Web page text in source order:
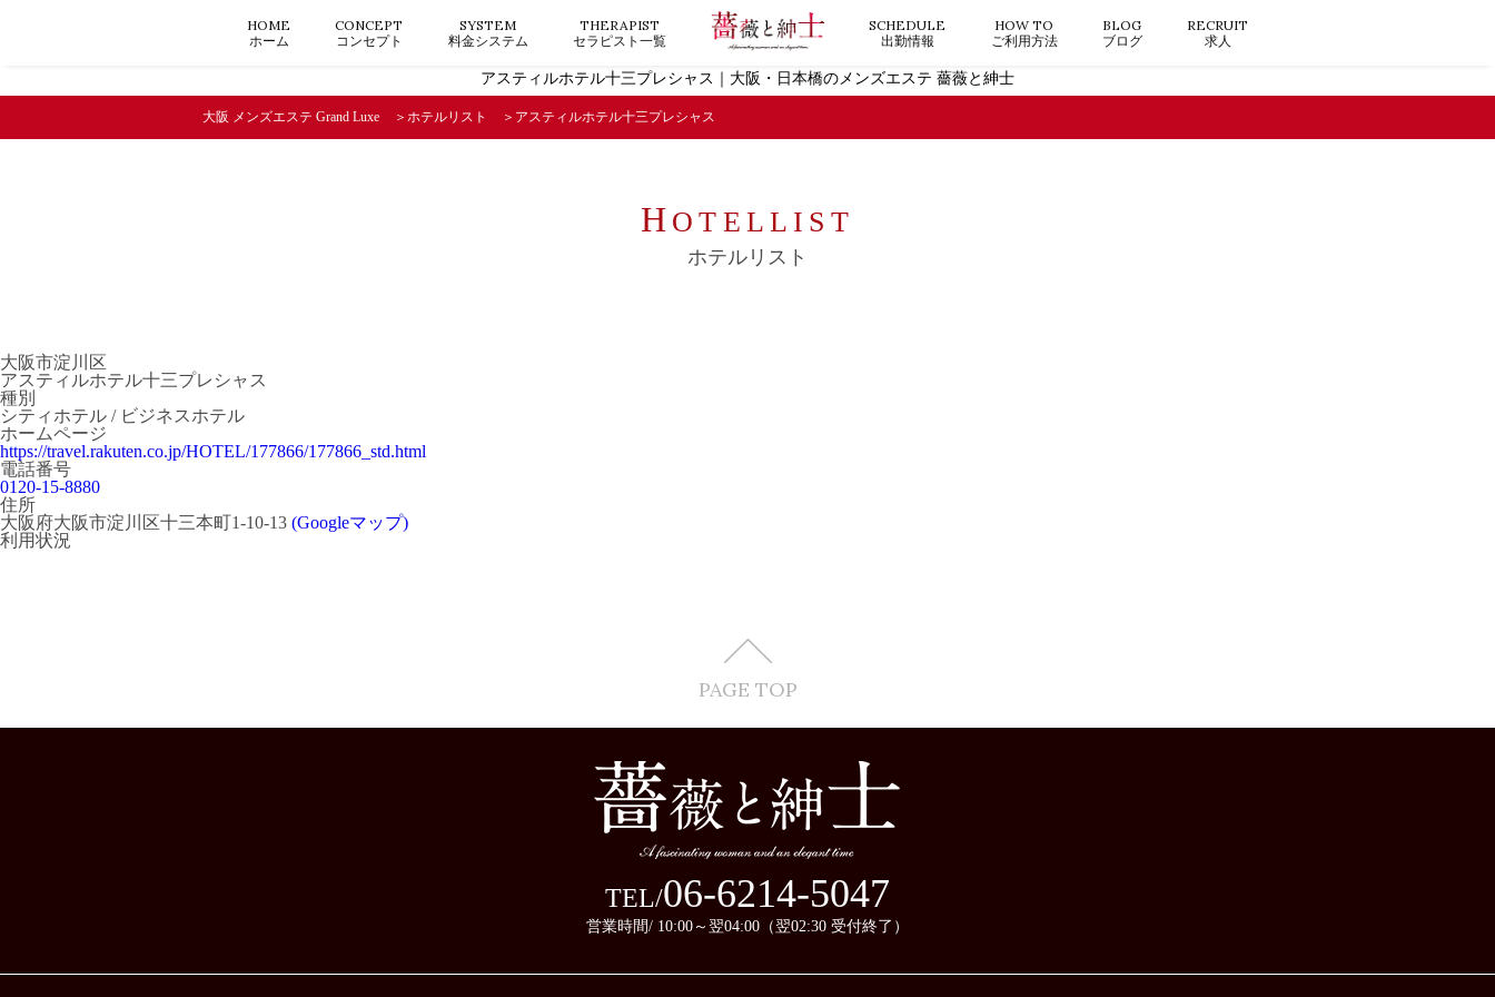
HOME
ホーム
CONCEPT
コンセプト
SYSTEM
料金システム
THERAPIST
セラピスト一覧
SCHEDULE
出勤情報
HOW TO
ご利用方法
BLOG
ブログ
RECRUIT
求人
アスティルホテル十三プレシャス｜大阪・日本橋のメンズエステ 薔薇と紳士
大阪 メンズエステ Grand Luxe ホテルリスト アスティルホテル十三プレシャス
H OTELLIST
ホテルリスト
大阪市淀川区
アスティルホテル十三プレシャス
種別
シティホテル / ビジネスホテル
ホームページ
https://travel.rakuten.co.jp/HOTEL/177866/177866_std.html
電話番号
0120-15-8880
住所
大阪府大阪市淀川区十三本町1-10-13 (Googleマップ)
利用状況
PAGE TOP
TEL/06-6214-5047
営業時間/ 10:00～翌04:00（翌02:30 受付終了）